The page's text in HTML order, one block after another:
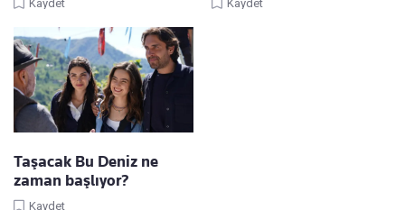
Kaydet Kaydet
Taşacak Bu Deniz ne
zaman başlıyor?
Kaydet